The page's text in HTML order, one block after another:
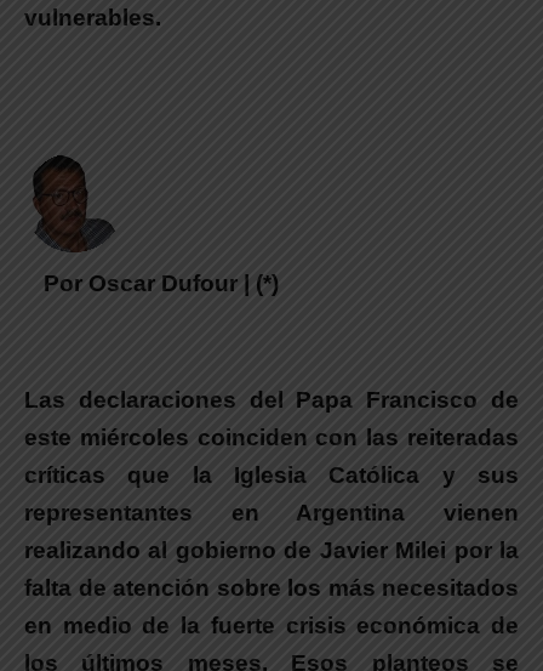
vulnerables.
Por Oscar Dufour | (*)
Las declaraciones del Papa Francisco de
este miércoles coinciden con las reiteradas
críticas que la Iglesia Católica y sus
representantes en Argentina vienen
realizando al gobierno de Javier Milei por la
falta de atención sobre los más necesitados
en medio de la fuerte crisis económica de
los últimos meses. Esos planteos se